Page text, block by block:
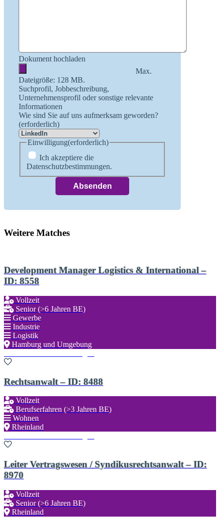
Dokument hochladen
Max.
Dateigröße: 128 MB.
Suchprofil, Jobbeschreibung,
Unternehmensprofil oder sonstige relevante
Informationen
Wie sind Sie auf uns aufmerksam geworden?
(erforderlich)
Einwilligung(erforderlich)
Ich akzeptiere die
Datenschutzbestimmungen.
Weitere Matches
Development Manager Logistics & International –
ID: 8558
Vollzeit
Senior (>6 Jahren BE)
Gewerbe
Industrie
Logistik
Hamburg und Umgebung
Rechtsanwalt – ID: 8488
Vollzeit
Berufserfahren (>3 Jahren BE)
Wohnen
Rheinland
Leiter Vertragswesen / Syndikusrechtsanwalt – ID:
8970
Vollzeit
Senior (>6 Jahren BE)
Rheinland